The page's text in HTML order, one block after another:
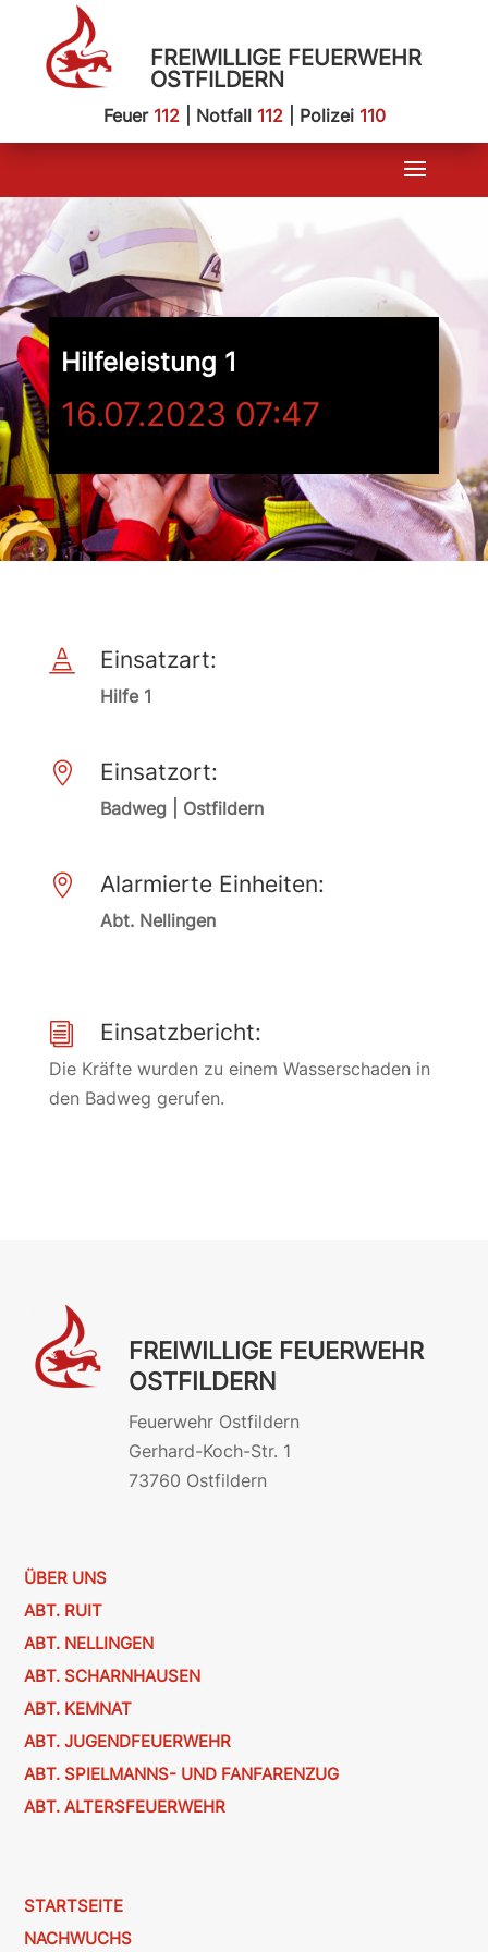
FREIWILLIGE FEUERWEHR
OSTFILDERN
Feuer 112| Notfall 112| Polizei 110
Hilfeleistung 1
16.07.2023 07:47
 Einsatzart:
Hilfe 1
 Einsatzort:
Badweg | Ostfildern
 Alarmierte Einheiten:
Abt. Nellingen
i Einsatzbericht:
Die Kräfte wurden zu einem Wasserschaden in
den Badweg gerufen.
FREIWILLIGE FEUERWEHR
OSTFILDERN
Feuerwehr Ostfildern
Gerhard-Koch-Str. 1
73760 Ostfildern
ÜBER UNS
ABT. RUIT
ABT. NELLINGEN
ABT. SCHARNHAUSEN
ABT. KEMNAT
ABT. JUGENDFEUERWEHR
ABT. SPIELMANNS- UND FANFARENZUG
ABT. ALTERSFEUERWEHR
STARTSEITE
NACHWUCHS